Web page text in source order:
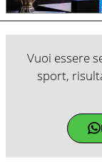
Vuoi essere
sport,